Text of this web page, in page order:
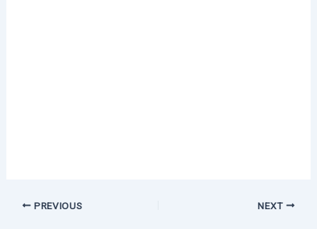
PREVIOUS NEXT